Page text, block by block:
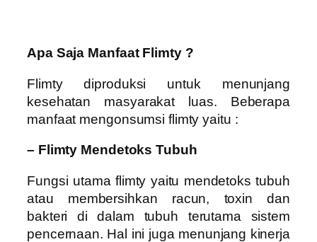
Apa Saja Manfaat Flimty ?
Flimty diproduksi untuk menunjang
kesehatan masyarakat luas. Beberapa
manfaat mengonsumsi flimty yaitu :
– Flimty Mendetoks Tubuh
Fungsi utama flimty yaitu mendetoks tubuh
atau membersihkan racun, toxin dan
bakteri di dalam tubuh terutama sistem
pencernaan. Hal ini juga menunjang kinerja